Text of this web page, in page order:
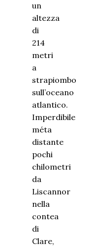
un
altezza
di
214
metri
a
strapiombo
sull’oceano
atlantico.
Imperdibile
méta
distante
pochi
chilometri
da
Liscannor
nella
contea
di
Clare,